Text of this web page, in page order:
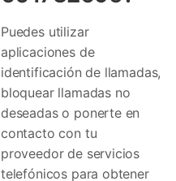
Puedes utilizar
aplicaciones de
identificación de llamadas,
bloquear llamadas no
deseadas o ponerte en
contacto con tu
proveedor de servicios
telefónicos para obtener